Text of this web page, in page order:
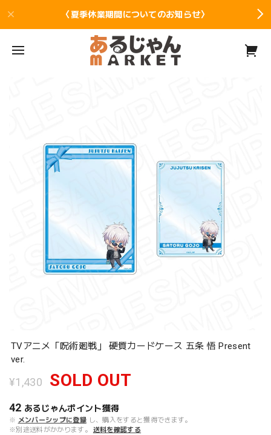
〈夏季休業期間についてのお知らせ〉
TVアニメ「呪術廻戦」 硬質カードケース 五条 悟 Present
ver.
¥1,430 SOLD OUT
42 あるじゃんポイント獲得
※ メンバーシップに登録 し、購入をすると獲得できます。
※別途送料がかかります。
送料を確認する